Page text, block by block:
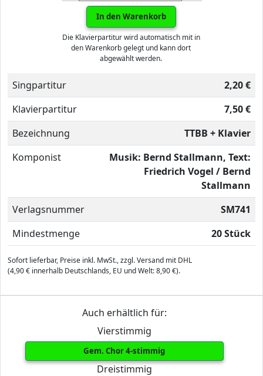
In den Warenkorb
Die Klavierpartitur wird automatisch mit in
den Warenkorb gelegt und kann dort
abgewählt werden.
Singpartitur
2,20 €
Klavierpartitur
7,50 €
Bezeichnung
TTBB + Klavier
Komponist
Musik: Bernd Stallmann, Text:
Friedrich Vogel / Bernd
Stallmann
Verlagsnummer
SM741
Mindestmenge
20 Stück
Sofort lieferbar, Preise inkl. MwSt., zzgl. Versand mit DHL
(4,90 € innerhalb Deutschlands, EU und Welt: 8,90 €).
Auch erhältlich für:
Vierstimmig
Gem. Chor 4-stimmig
Dreistimmig